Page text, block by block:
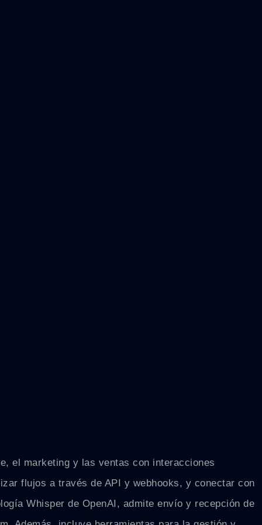
el marketing y las ventas con interacciones
flujos a través de API y webhooks, y conectar con
Whisper de OpenAI, admite envío y recepción de